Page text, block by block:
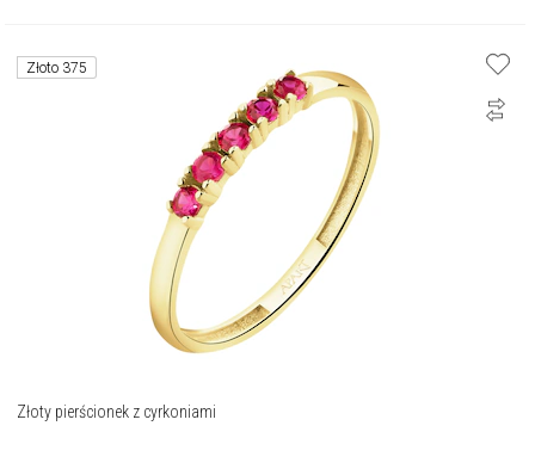
Złoto 375
Złoty pierścionek z cyrkoniami